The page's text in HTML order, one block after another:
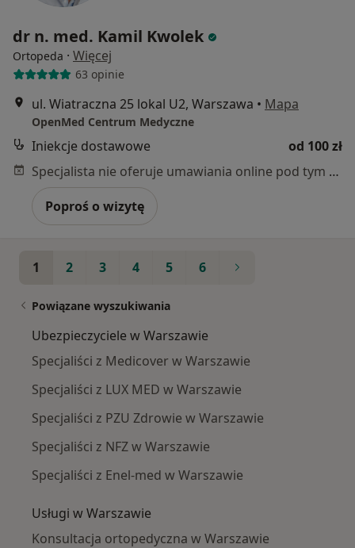
dr n. med. Kamil Kwolek
Ortopeda · Więcej
63 opinie
ul. Wiatraczna 25 lokal U2, Warszawa • Mapa
OpenMed Centrum Medyczne
Iniekcje dostawowe
od 100 zł
Specjalista nie oferuje umawiania online pod tym adresem.
Poproś o wizytę
1 2 3 4 5 6
Powiązane wyszukiwania
Ubezpieczyciele w Warszawie
Specjaliści z Medicover w Warszawie
Specjaliści z LUX MED w Warszawie
Specjaliści z PZU Zdrowie w Warszawie
Specjaliści z NFZ w Warszawie
Specjaliści z Enel-med w Warszawie
Usługi w Warszawie
Konsultacja ortopedyczna w Warszawie